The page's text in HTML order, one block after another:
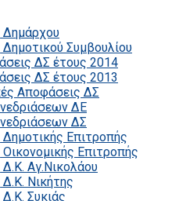
Συμβουλίου
ΔΣ έτους 2014
ΔΣ έτους 2013
Αποφάσεις ΔΣ
ΔΕ
ΔΣ
Επιτροπής
Επιτροπής
Αγ.Νικολάου
Νικήτης
Συκιάς